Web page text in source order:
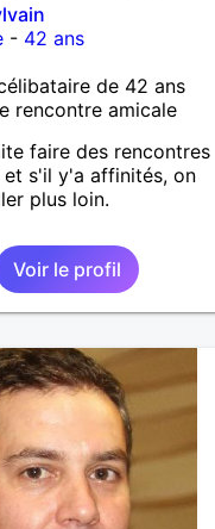
- 42 ans
de 42 ans
rencontre amicale
faire des rencontres
et s'il y'a affinités, on
plus loin.
Voir le profil